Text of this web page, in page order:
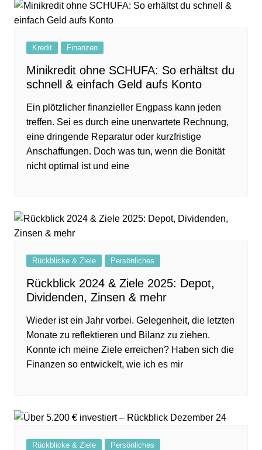
Kredit Finanzen
Minikredit ohne SCHUFA: So erhältst du
schnell & einfach Geld aufs Konto
Ein plötzlicher finanzieller Engpass kann jeden
treffen. Sei es durch eine unerwartete Rechnung,
eine dringende Reparatur oder kurzfristige
Anschaffungen. Doch was tun, wenn die Bonität
nicht optimal ist und eine
Rückblicke & Ziele Persönliches
Rückblick 2024 & Ziele 2025: Depot,
Dividenden, Zinsen & mehr
Wieder ist ein Jahr vorbei. Gelegenheit, die letzten
Monate zu reflektieren und Bilanz zu ziehen.
Konnte ich meine Ziele erreichen? Haben sich die
Finanzen so entwickelt, wie ich es mir
Rückblicke & Ziele Persönliches